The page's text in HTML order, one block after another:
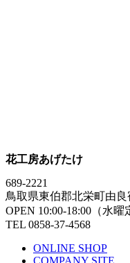
花工房あげたけ
689-2221
鳥取県東伯郡北栄町由良
OPEN 10:00-18:00（水曜
TEL 0858-37-4568
ONLINE SHOP